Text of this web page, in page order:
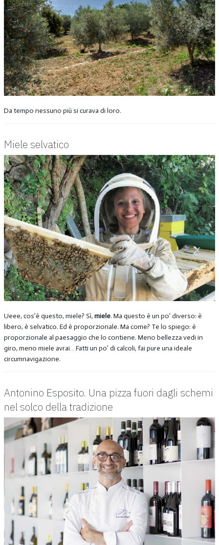
Da tempo nessuno più si curava di loro.
Miele selvatico
Ueee, cos’è questo, miele? Sì, miele. Ma questo è un po’ diverso: è
libero, è selvatico. Ed è proporzionale. Ma come? Te lo spiego: è
proporzionale al paesaggio che lo contiene. Meno bellezza vedi in
giro, meno miele avrai… Fatti un po’ di calcoli, fai pure una ideale
circumnavigazione.
Antonino Esposito. Una pizza fuori dagli schemi
nel solco della tradizione